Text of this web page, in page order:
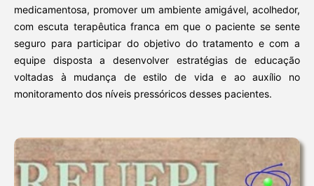
medicamentosa, promover um ambiente amigável, acolhedor,
com escuta terapêutica franca em que o paciente se sente
seguro para participar do objetivo do tratamento e com a
equipe disposta a desenvolver estratégias de educação
voltadas à mudança de estilo de vida e ao auxílio no
monitoramento dos níveis pressóricos desses pacientes.